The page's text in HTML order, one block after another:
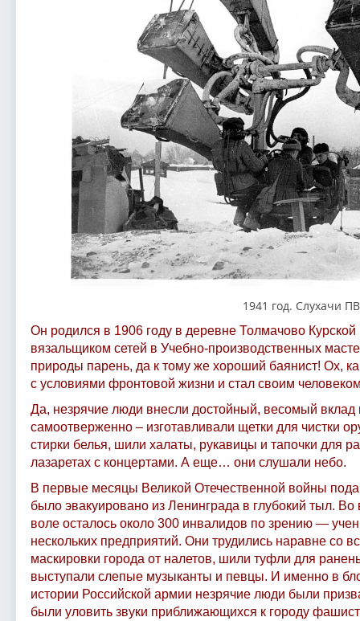
1941 год. Слухачи
Он родился в 1906 году в деревне Толмачово
вязальщиком сетей в Учебно-производственных
природы парень, да к тому же хороший баянист! Ох,
с условиями фронтовой жизни и стал своим
Да, незрячие люди внесли достойный, весомый
самоотверженно – изготавливали щетки для чистки
стирки белья, шили халаты, рукавицы и тапочки для
лазаретах с концертами. А еще… они слушали небо.
В первые месяцы Великой Отечественной войны
было эвакуировано из Ленинграда в глубокий тыл.
воле осталось около 300 инвалидов по зрению —
нескольких предприятий. Они трудились наравне со
маскировки города от налетов, шили туфли для
выступали слепые музыканты и певцы. И именно в
истории Российской армии незрячие люди были
были уловить звуки приближающихся к городу